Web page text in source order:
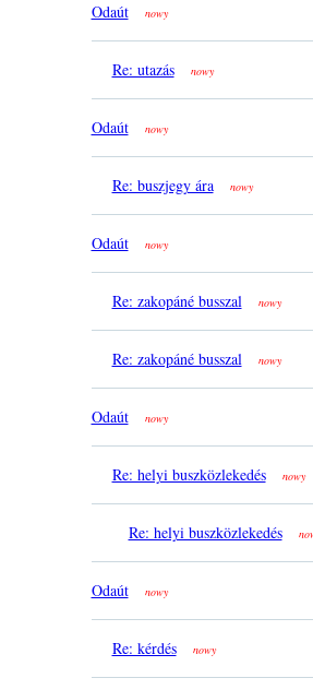
Odaút nowy
Re: utazás nowy
Odaút nowy
Re: buszjegy ára nowy
Odaút nowy
Re: zakopáné busszal nowy
Re: zakopáné busszal nowy
Odaút nowy
Re: helyi buszközlekedés nowy
Re: helyi buszközlekedés
Odaút nowy
Re: kérdés nowy